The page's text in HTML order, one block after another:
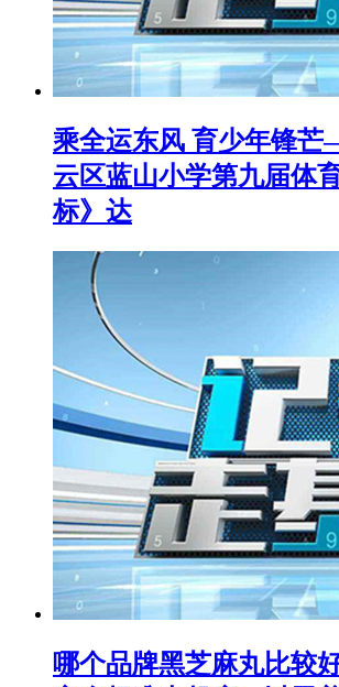
乘全运东风 育少年锋
云区蓝山小学第九届体
标》达
哪个品牌黑芝麻丸比较